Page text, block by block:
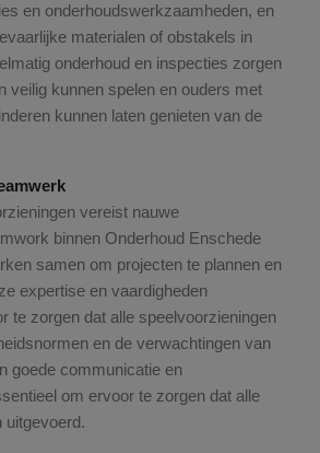
en onderhoudswerkzaamheden, en
materialen of obstakels in
onderhoud en inspecties zorgen
veilig kunnen spelen en ouders met
kunnen laten genieten van de
vereist nauwe
binnen Onderhoud Enschede
samen om projecten te plannen en
expertise en vaardigheden
te zorgen dat alle speelvoorzieningen
en de verwachtingen van
goede communicatie en
om ervoor te zorgen dat alle
uitgevoerd.